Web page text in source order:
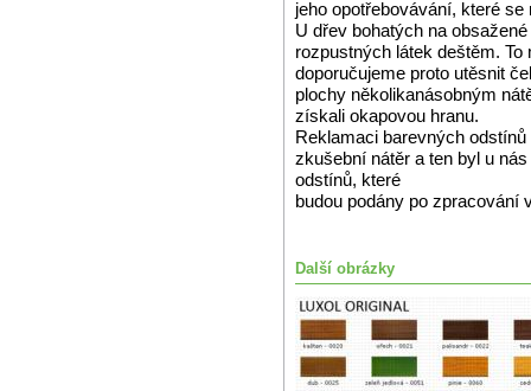
jeho opotřebovávání, které
U dřev bohatých na
rozpustných látek deštěm.
doporučujeme proto utěsnit
plochy několikanásobným
získali okapovou hranu.
Reklamaci barevných
zkušební nátěr a ten byl u
odstínů, které
budou podány po zpracování
Další obrázky